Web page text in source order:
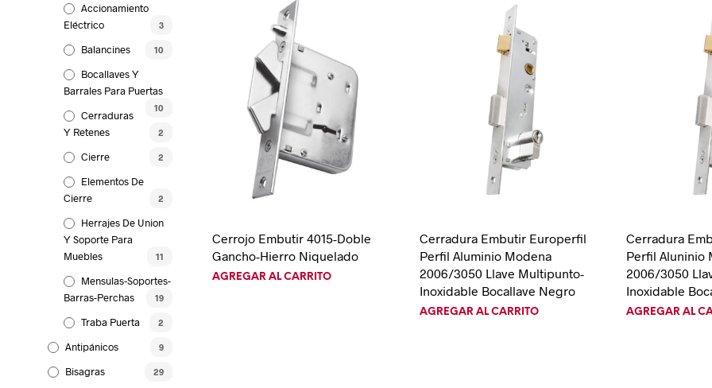
Accionamiento
Eléctrico
3
Balancines 10
Bocallaves Y
Barrales Para Puertas
10
Cerraduras
Y Retenes
2
Cierre 2
Elementos De
Cierre
2
Herrajes De Union
Y Soporte Para
Muebles
11
Mensulas-Soportes-
Barras-Perchas
19
Traba Puerta 2
Antipánicos 9
Bisagras 29
Cerrojo Embutir 4015-Doble
Gancho-Hierro Niquelado
AGREGAR AL CARRITO
Cerradura Embutir Europerfil
Perfil Aluminio Modena
2006/3050 Llave Multipunto-
Inoxidable Bocallave Negro
AGREGAR AL CARRITO
Cerradura
Perfil Aluninio
2006/3050
Inoxidable
AGREGAR AL